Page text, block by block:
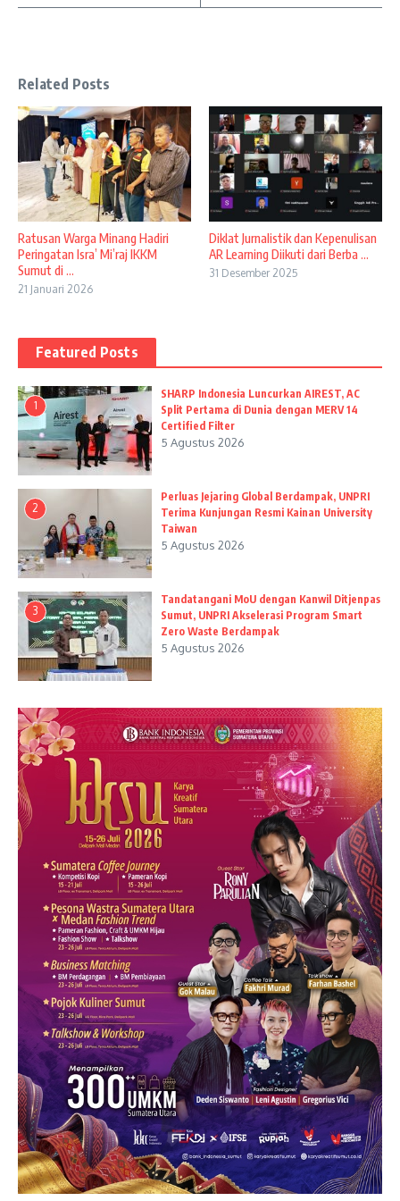
Related Posts
Ratusan Warga Minang Hadiri
Peringatan Isra’ Mi’raj IKKM
Sumut di ...
21 Januari 2026
Diklat Jurnalistik dan Kepenulisan
AR Learning Diikuti dari Berba ...
31 Desember 2025
Featured Posts
1
SHARP Indonesia Luncurkan AIREST, AC
Split Pertama di Dunia dengan MERV 14
Certified Filter
5 Agustus 2026
2
Perluas Jejaring Global Berdampak, UNPRI
Terima Kunjungan Resmi Kainan University
Taiwan
5 Agustus 2026
3
Tandatangani MoU dengan Kanwil Ditjenpas
Sumut, UNPRI Akselerasi Program Smart
Zero Waste Berdampak
5 Agustus 2026